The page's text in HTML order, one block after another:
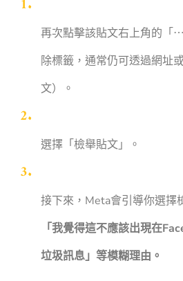
再次點擊該貼文右上角的「
除標籤，通常仍可透過網址
文）。
選擇「檢舉貼文」。
接下來，Meta會引導你選擇
「我覺得這不應該出現在
垃圾訊息」等模糊理由。